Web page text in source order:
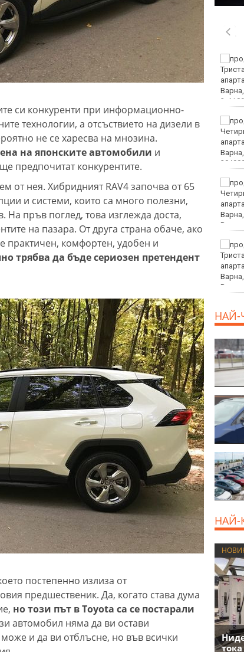
си конкуренти при информационно-
технологии, а отсъствието на дизели в
не се харесва на мнозина.
на японските автомобили и
предпочитат конкурентите.
от нея. Хибридният RAV4 започва от 65
и системи, които са много полезни,
На пръв поглед, това изглежда доста,
на пазара. От друга страна обаче, ако
практичен, комфортен, удобен и
трябва да бъде сериозен претендент
постепенно излиза от
предшественик. Да, когато става дума
но този път в Toyota са се постарали
автомобил няма да ви остави
и да ви отблъсне, но във всички
Няма дълбоки кратери
на мястото, на което се
взриви дрон у нас
Хванаха за ден 31
шофьори с алкохол или
наркотици
Хаджирусев смени
(Пд)
"Ние, потребителите":
Всеки има право сам да
избере кои плажни
НАЙ-
НАЙ-